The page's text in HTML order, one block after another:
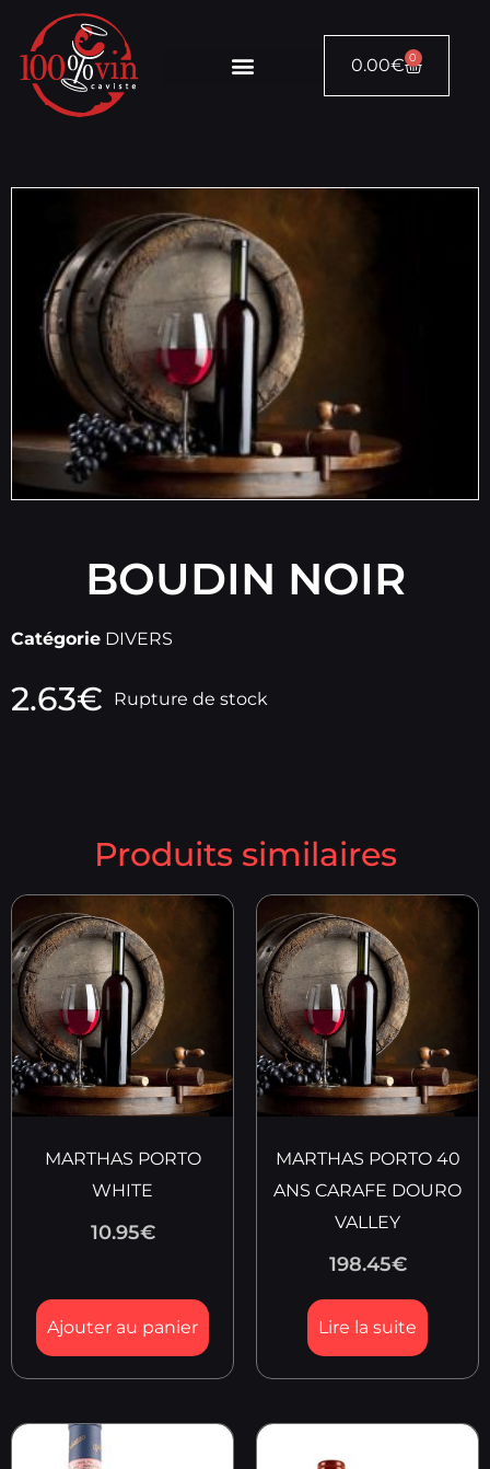
0.00€ 0
BOUDIN NOIR
Catégorie DIVERS
2.63€ Rupture de stock
Produits similaires
MARTHAS PORTO
WHITE
10.95€
Ajouter au panier
MARTHAS PORTO 40
ANS CARAFE DOURO
VALLEY
198.45€
Lire la suite